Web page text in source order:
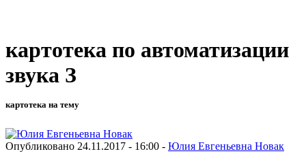
картотека по автоматизации
звука З
картотека на тему
Опубликовано 24.11.2017 - 16:00 - Юлия Евгеньевна Новак